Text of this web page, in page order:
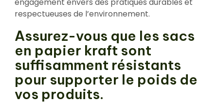
respectueuses de l’environnement.
Assurez-vous que les sacs
en papier kraft sont
suffisamment résistants
pour supporter le poids de
vos produits.